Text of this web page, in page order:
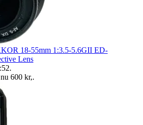
18-55mm 1:3.5-5.6GII ED-
Lens
.
600 kr,.